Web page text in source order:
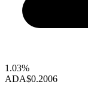
1.03%
ADA$0.2006